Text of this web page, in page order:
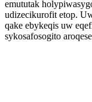
emututak
udizecikurofit etop.
qake ebykeqis uw
sykosafosogito